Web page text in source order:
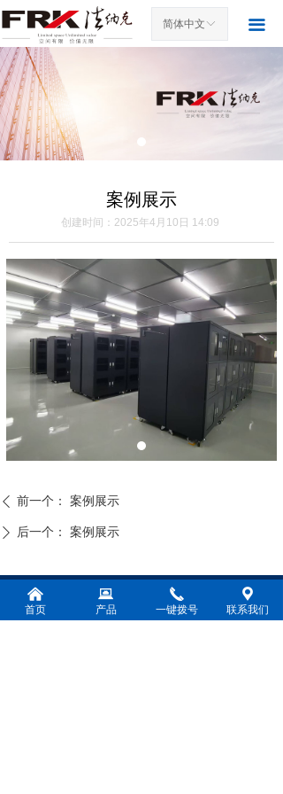
끀
首页
关于我们
产品中心
案例展示
联系我们
访客留言
发货图片
荣誉资质
展会
ꀅ
简体中文
案例展示
ꄴ 前一个： 案例展示
ꄲ 后一个： 案例展示
创建时间： 2025年4月10日 14:09
电话：0571-83782000
낀
首页
뀵
产品
끅
一键拨号
끇
联系我们